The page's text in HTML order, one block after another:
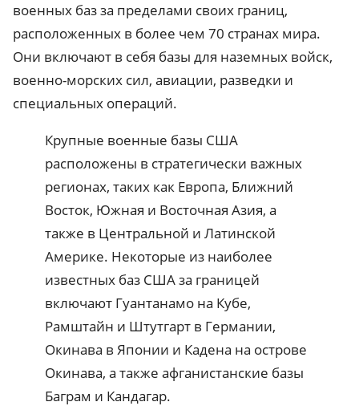
военных баз за пределами своих границ,
расположенных в более чем 70 странах мира.
Они включают в себя базы для наземных войск,
военно-морских сил, авиации, разведки и
специальных операций.
Крупные военные базы США
расположены в стратегически важных
регионах, таких как Европа, Ближний
Восток, Южная и Восточная Азия, а
также в Центральной и Латинской
Америке. Некоторые из наиболее
известных баз США за границей
включают Гуантанамо на Кубе,
Рамштайн и Штутгарт в Германии,
Окинава в Японии и Кадена на острове
Окинава, а также афганистанские базы
Баграм и Кандагар.